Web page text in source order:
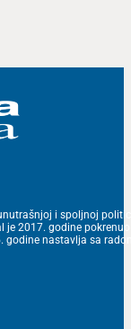
i spoljnoj
2017. godine
godine nastavlja sa